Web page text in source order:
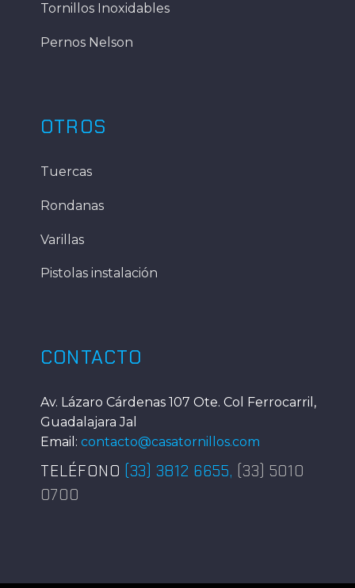
Tornillos Inoxidables
Pernos Nelson
OTROS
Tuercas
Rondanas
Varillas
Pistolas instalación
CONTACTO
Av. Lázaro Cárdenas 107 Ote. Col Ferrocarril,
Guadalajara Jal
Email: contacto@casatornillos.com
TELÉFONO (33) 3812 6655, (33) 5010
0700